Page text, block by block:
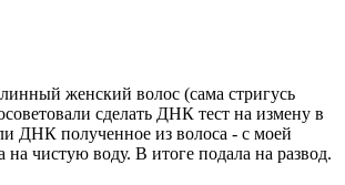
женский волос (сама стригусь
сделать ДНК тест на измену в
ДНК полученное из волоса - с моей
чистую воду. В итоге подала на развод.